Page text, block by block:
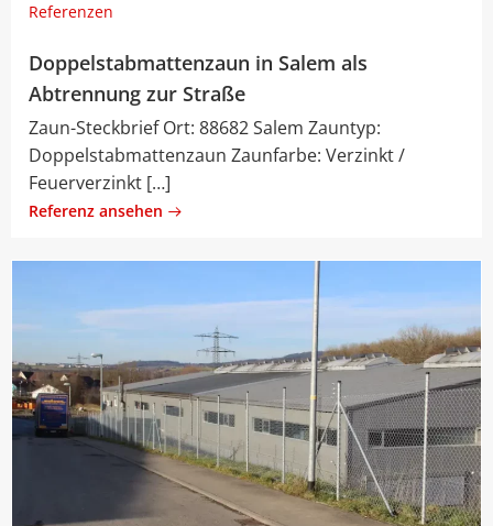
Referenzen
Doppelstabmattenzaun in Salem als
Abtrennung zur Straße
Zaun-Steckbrief Ort: 88682 Salem Zauntyp:
Doppelstabmattenzaun Zaunfarbe: Verzinkt /
Feuerverzinkt […]
Referenz ansehen